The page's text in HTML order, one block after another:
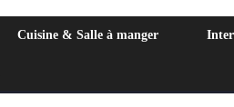
Cuisine & Salle à manger